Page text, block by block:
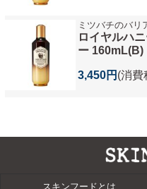
ミツバチのバリ
ロイヤルハ
ー 160mL(B)
3,450円 (消費
スキンフードとは